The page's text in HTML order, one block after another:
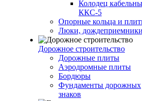
Колодец
ККС-5
Опорные кольца и
Люки,
Дорожное строительство
Дорожные плиты
Аэродромные плиты
Бордюры
Фундаменты дорожных
знаков